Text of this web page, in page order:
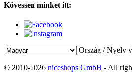
Kövessen minket itt:
Ország / Nyelv
© 2010-2026 niceshops GmbH - All